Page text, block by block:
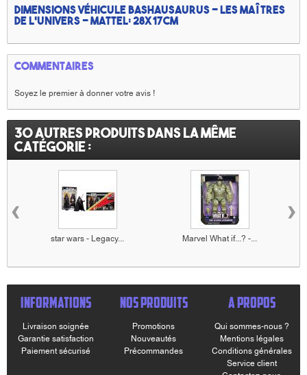
Dimensions Véhicule Bashausaurus - Les maîtres
de l'univers - Mattel: 28x17cm
Commentaires
Soyez le premier à donner votre avis !
30 autres produits dans la même
catégorie :
star wars - Legacy... Marvel What if...? -...
‹ ›
INFORMATIONS
Livraison soignée
Garantie satisfaction
Paiement sécurisé
NOS PRODUITS
Promotions
Nouveautés
Précommandes
A PROPOS
Qui sommes-nous ?
Mentions légales
Conditions générales
Service client